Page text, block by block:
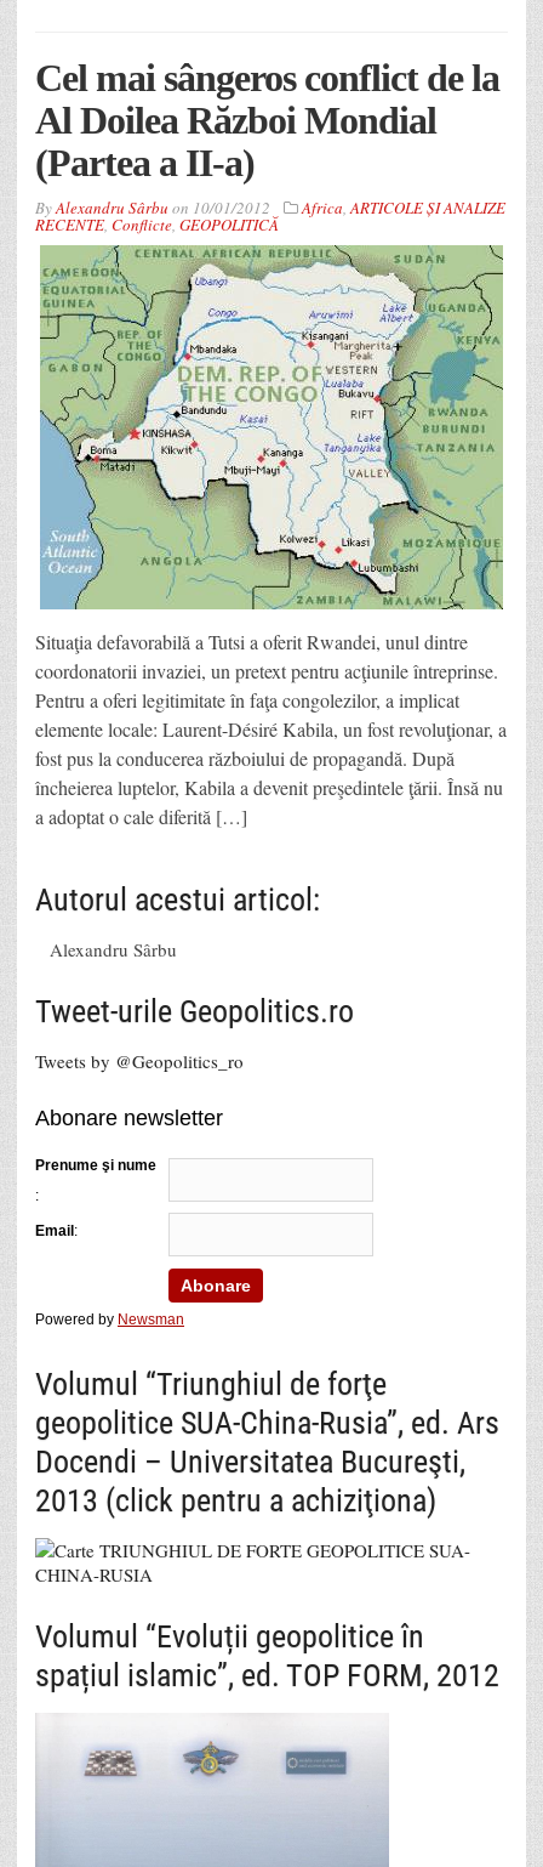
Cel mai sângeros conflict de la
Al Doilea Război Mondial
(Partea a II-a)
ByAlexandru Sârbu on 10/01/2012 Africa,ARTICOLE ȘI ANALIZE
RECENTE, Conflicte, GEOPOLITICĂ
Situaţia defavorabilă a Tutsi a oferit Rwandei, unul dintre
coordonatorii invaziei, un pretext pentru acţiunile întreprinse.
Pentru a oferi legitimitate în faţa congolezilor, a implicat
elemente locale: Laurent-Désiré Kabila, un fost revoluţionar, a
fost pus la conducerea războiului de propagandă. După
încheierea luptelor, Kabila a devenit preşedintele ţării. Însă nu
a adoptat o cale diferită […]
Autorul acestui articol:
Alexandru Sârbu
Tweet-urile Geopolitics.ro
Tweets by @Geopolitics_ro
Abonare newsletter
Prenume şi nume
:
Email:
Powered by Newsman
Volumul “Triunghiul de forţe
geopolitice SUA-China-Rusia”, ed. Ars
Docendi – Universitatea Bucureşti,
2013 (click pentru a achiziţiona)
Volumul “Evoluții geopolitice în
spațiul islamic”, ed. TOP FORM, 2012